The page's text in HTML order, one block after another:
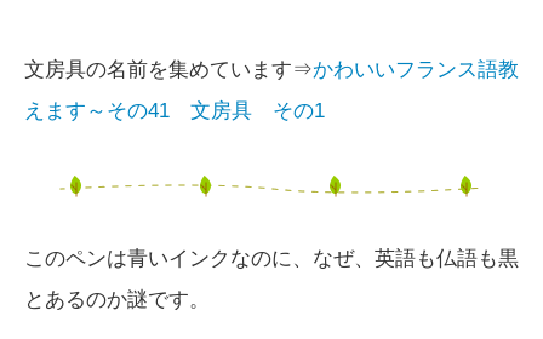
文房具の名前を集めています⇒かわいいフランス語教
えます～その41 文房具 その1
このペンは青いインクなのに、なぜ、英語も仏語も黒
とあるのか謎です。